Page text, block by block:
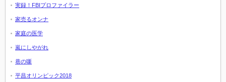
実録！FBIプロファイラー
家売るオンナ
家庭の医学
嵐にしやがれ
巷の噺
平昌オリンピック2018